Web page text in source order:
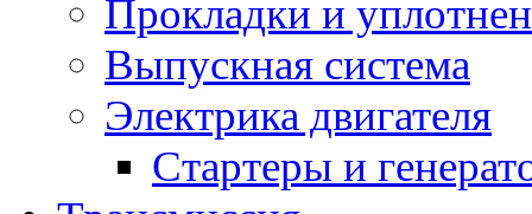
Прокладки и
Выпускная система
Электрика двигателя
Стартеры и